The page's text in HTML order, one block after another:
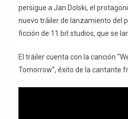
persigue a Jan Dolski, el
nuevo tráiler de lanzamiento del
ficción de 11 bit studios, que se
El tráiler cuenta con la canción
Tomorrow”, éxito de la cantante